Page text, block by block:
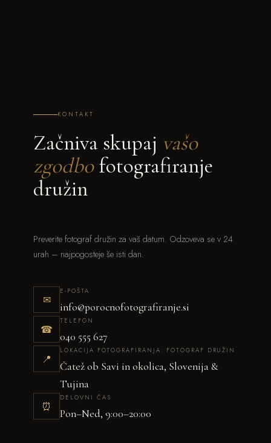
KONTAKT
Začniva skupaj vašo
zgodbofotografiranje
družin
Preverite fotograf družin za vaš datum. Odzoveva se v 24
urah – najpogosteje še isti dan.
✉
E-POŠTA
info@porocnofotografiranje.si
☎
TELEFON
040 555 627
📍
LOKACIJA FOTOGRAFIRANJA: FOTOGRAF DRUŽIN
Čatež ob Savi in okolica, Slovenija &
Tujina
⏰
DELOVNI ČAS
Pon–Ned, 9:00–20:00